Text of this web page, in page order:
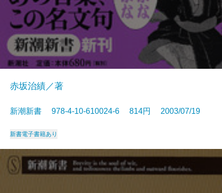
赤坂治績／著
新潮新書 978-4-10-610024-6 814円 2003/07/19
新書電子書籍あり